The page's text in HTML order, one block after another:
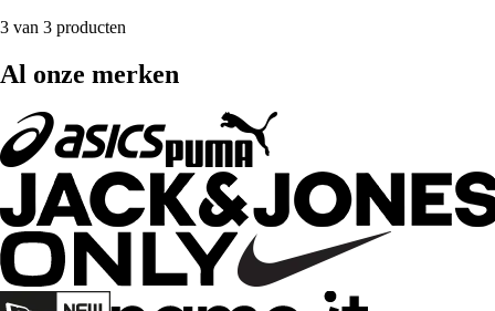
3 van 3 producten
Al onze merken